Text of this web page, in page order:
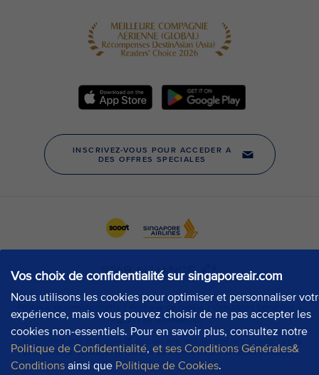
Vos choix de confidentialité sur singaporeair.com
Nous utilisons les cookies pour optimiser et personnaliser
expérience, mais vous pouvez choisir de ne pas accepter les
cookies non-essentiels. Pour en savoir plus, consultez notre
Politique de Confidentialité, et ses Conditions Générales&
Conditions ainsi que Politique de Cookies.